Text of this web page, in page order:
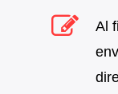
Al